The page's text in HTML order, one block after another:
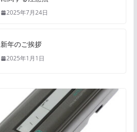
2025年7月24日
新年のご挨拶
2025年1月1日